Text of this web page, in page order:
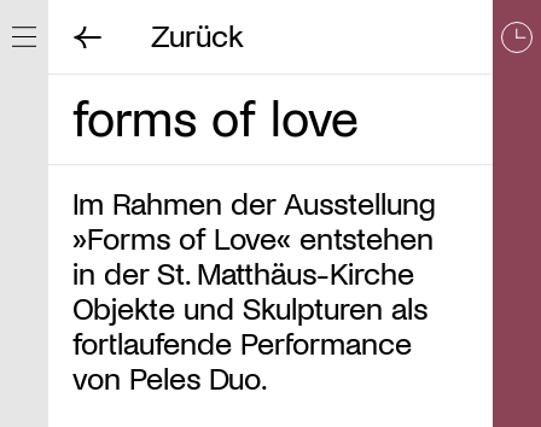
Navigation ein/ausblenden
Zurück
forms of love
Im Rahmen der Ausstellung
»Forms of Love« entstehen
in der St. Matthäus-Kirche
Objekte und Skulpturen als
fortlaufende Performance
von Peles Duo.